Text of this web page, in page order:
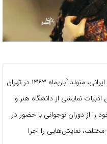
سمیرا حسینی، بازیگر، نویسنده و کارگردان ایرانی، متولد آبان‌ماه ۱۳۶۳ در تهران
ادبیات نمایشی از دانشگاه هنر و
از دوران نوجوانی با حضور در
مختلف، نمایش‌هایی را اجرا